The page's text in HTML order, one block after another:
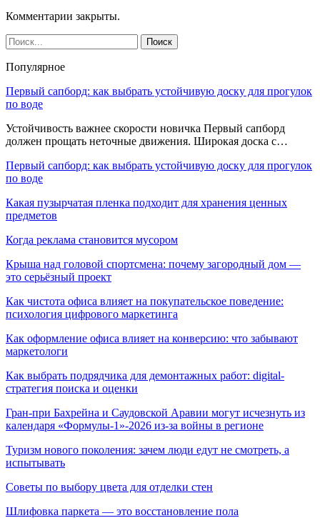
Комментарии закрыты.
Популярное
Первый сапборд: как выбрать устойчивую доску для прогулок
по воде
Устойчивость важнее скорости новичка Первый сапборд
должен прощать неточные движения. Широкая доска с…
Первый сапборд: как выбрать устойчивую доску для прогулок
по воде
Какая пузырчатая пленка подходит для хранения ценных
предметов
Когда реклама становится мусором
Крыша над головой спортсмена: почему загородный дом —
это серьёзный проект
Как чистота офиса влияет на покупательское поведение:
психология цифрового маркетинга
Как оформление офиса влияет на конверсию: что забывают
маркетологи
Как выбрать подрядчика для демонтажных работ: digital-
стратегия поиска и оценки
Гран-при Бахрейна и Саудовской Аравии могут исчезнуть из
календаря «Формулы-1»-2026 из-за войны в регионе
Туризм нового поколения: зачем люди едут не смотреть, а
испытывать
Советы по выбору цвета для отделки стен
Шлифовка паркета — это восстановление пола